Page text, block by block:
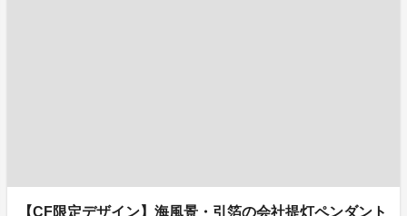
【CF限定デザイン】海風景・引箔の会社提灯ペンダント